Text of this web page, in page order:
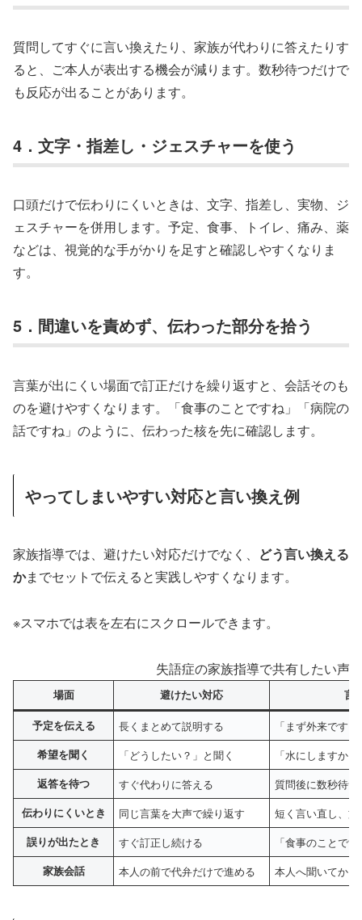
質問してすぐに言い換えたり、家族が代わりに答えたりす
ると、ご本人が表出する機会が減ります。数秒待つだけで
も反応が出ることがあります。
4．文字・指差し・ジェスチャーを使う
口頭だけで伝わりにくいときは、文字、指差し、実物、ジ
ェスチャーを併用します。予定、食事、トイレ、痛み、薬
などは、視覚的な手がかりを足すと確認しやすくなりま
す。
5．間違いを責めず、伝わった部分を拾う
言葉が出にくい場面で訂正だけを繰り返すと、会話そのも
のを避けやすくなります。「食事のことですね」「病院の
話ですね」のように、伝わった核を先に確認します。
やってしまいやすい対応と言い換え例
家族指導では、避けたい対応だけでなく、 どう言い換える
かまでセットで伝えると実践しやすくなります。
※スマホでは表を左右にスクロールできます。
失語症の家族指導で共有したい声
場面 避けたい対応 言
予定を伝える 長くまとめて説明する 「まず外来です
希望を聞く 「どうしたい？」と聞く 「水にしますか
返答を待つ すぐ代わりに答える 質問後に数秒待つ
伝わりにくいとき 同じ言葉を大声で繰り返す 短く言い直し、
誤りが出たとき すぐ訂正し続ける 「食事のことで
家族会話 本人の前で代弁だけで進める 本人へ聞いてか